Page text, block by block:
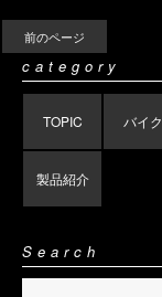
前のページ
category
TOPIC バイク
製品紹介
Search